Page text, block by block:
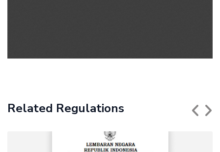
Related Regulations